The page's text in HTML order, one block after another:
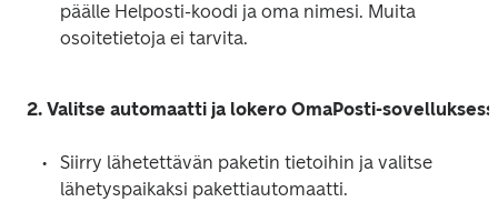
päälle Helposti-koodi ja oma nimesi. Muita
osoitetietoja ei tarvita.
Siirry lähetettävän paketin tietoihin ja valitse
lähetyspaikaksi pakettiautomaatti.